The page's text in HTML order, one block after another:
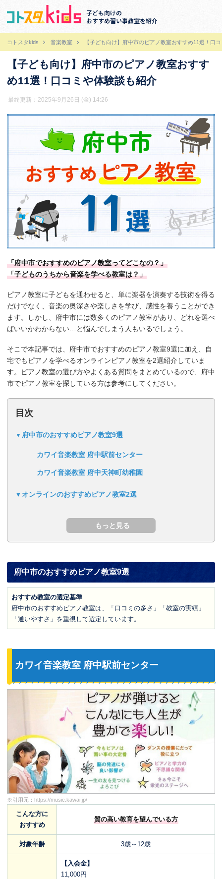
子ども向けの
おすすめ習い事教室を紹介
コトスタkids 音楽教室 【子ども向け】府中市のピアノ教室おすすめ11選！口
【子ども向け】府中市のピアノ教室おすす
め11選！口コミや体験談も紹介
最終更新：2025年9月26日 (金) 14:26
「府中市でおすすめのピアノ教室ってどこなの？」
「子どものうちから音楽を学べる教室は？」
ピアノ教室に子どもを通わせると、単に楽器を演奏する技術を得る
だけでなく、音楽の奥深さや楽しさを学び、感性を養うことができ
ます。しかし、府中市には数多くのピアノ教室があり、どれを選べ
ばいいかわからない…と悩んでしまう人もいるでしょう。
そこで本記事では、府中市でおすすめのピアノ教室9選に加え、自
宅でもピアノを学べるオンラインピアノ教室を2選紹介していま
す。ピアノ教室の選び方やよくある質問をまとめているので、府中
市でピアノ教室を探している方は参考にしてください。
目次
府中市のおすすめピアノ教室9選
カワイ音楽教室 府中駅前センター
カワイ音楽教室 府中天神町幼稚園
オンラインのおすすめピアノ教室2選
府中市のおすすめピアノ教室9選
おすすめ教室の選定基準
府中市のおすすめピアノ教室は、「口コミの多さ」「教室の実績」
「通いやすさ」を重視して選定しています。
カワイ音楽教室 府中駅前センター
※引用元： https://music.kawai.jp/
こんな方に
おすすめ
質の高い教育を望んでいる方
対象年齢 3歳～12歳
【入会金】
11,000円